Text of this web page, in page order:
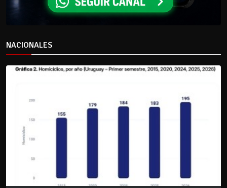
NACIONALES